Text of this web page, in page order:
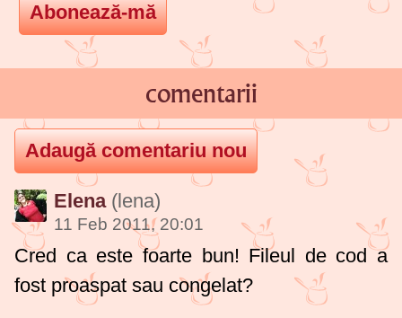
comentarii
Elena (lena)
11 Feb 2011, 20:01
Cred ca este foarte bun! Fileul de cod a
fost proaspat sau congelat?